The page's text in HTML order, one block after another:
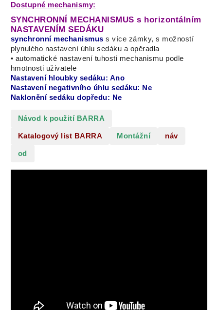
Dostupné mechanismy:
SYNCHRONNÍ MECHANISMUS s horizontálním
NASTAVENÍM SEDÁKU
synchronní mechanismuss více zámky, s možností
plynulého nastavení úhlu sedáku a opěradla
• automatické nastavení tuhosti mechanismu podle
hmotnosti uživatele
Nastavení hloubky sedáku: Ano
Nastavení negativního úhlu sedáku: Ne
Naklonění sedáku dopředu: Ne
Návod k použití BARRA
Katalogový list BARRA Montážní náv
od